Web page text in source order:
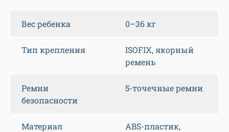
Вес ребенка 0–36 кг
Тип крепления
ISOFIX, якорный
ремень
Ремни
безопасности
5-точечные ремни
Материал
ABS-пластик,